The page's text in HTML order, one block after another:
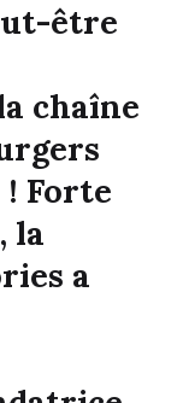
être
chaîne
! Forte
la
a